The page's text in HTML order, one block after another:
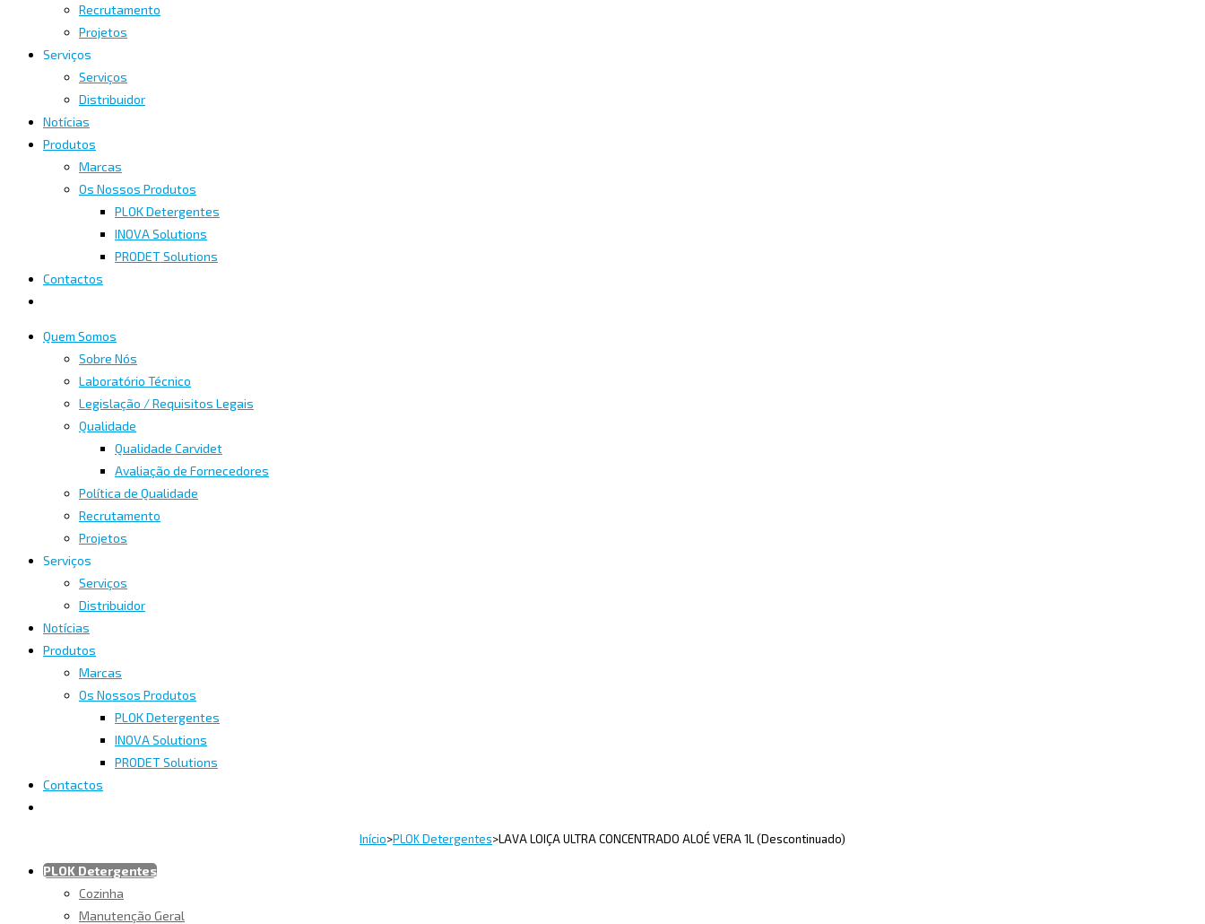
Recrutamento
Projetos
Serviços
Serviços
Distribuidor
Notícias
Produtos
Marcas
Os Nossos Produtos
PLOK Detergentes
INOVA Solutions
PRODET Solutions
Contactos
Quem Somos
Sobre Nós
Laboratório Técnico
Legislação / Requisitos Legais
Qualidade
Qualidade Carvidet
Avaliação de Fornecedores
Política de Qualidade
Recrutamento
Projetos
Serviços
Serviços
Distribuidor
Notícias
Produtos
Marcas
Os Nossos Produtos
PLOK Detergentes
INOVA Solutions
PRODET Solutions
Contactos
Início>PLOK Detergentes>LAVA LOIÇA ULTRA CONCENTRADO ALOÉ VERA 1L (Descontinuado)
PLOK Detergentes
Cozinha
Manutenção Geral